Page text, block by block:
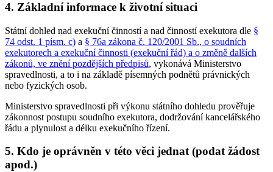
4. Základní informace k životní situaci
Státní dohled nad exekuční činností a nad činností exekutora dle §
74 odst. 1 písm. c) a § 76a zákona č. 120/2001 Sb., o soudních
exekutorech a exekuční činnosti (exekuční řád) a o změně dalších
zákonů, ve znění pozdějších předpisů, vykonává Ministerstvo
spravedlnosti, a to i na základě písemných podnětů právnických
nebo fyzických osob.
Ministerstvo spravedlnosti při výkonu státního dohledu prověřuje
zákonnost postupu soudního exekutora, dodržování kancelářského
řádu a plynulost a délku exekučního řízení.
5. Kdo je oprávněn v této věci jednat (podat žádost
apod.)